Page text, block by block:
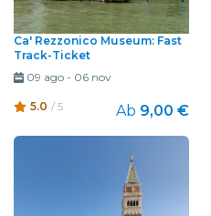
Ca' Rezzonico Museum: Fast
Track-Ticket
09 ago- 06 nov
5.0 / 5 Ab 9,00 €